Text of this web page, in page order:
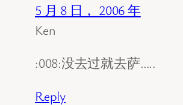
5 月 8 日， 2006 年
Ken
:008:没去过就去萨…..
Reply